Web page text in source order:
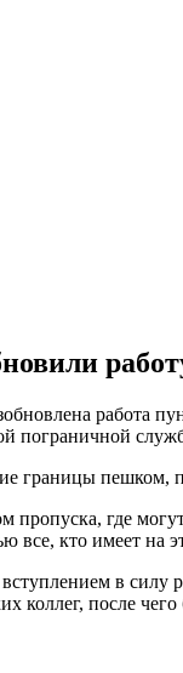
​​работа
пограничной
границы пешком,
пропуска, где
все, кто имеет на
в
коллег, после